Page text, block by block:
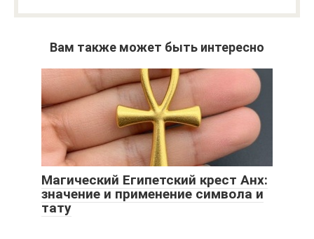
Вам также может быть интересно
Магический Египетский крест Анх:
значение и применение символа и
тату